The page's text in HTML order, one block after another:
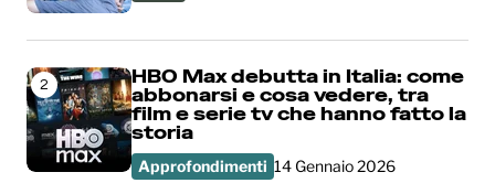
2
HBO Max debutta in Italia: come
abbonarsi e cosa vedere, tra
film e serie tv che hanno fatto la
storia
Approfondimenti 14 Gennaio 2026